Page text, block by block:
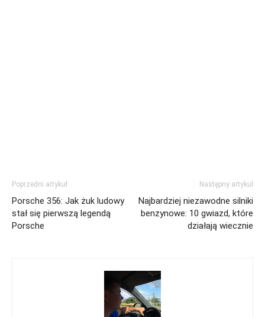
Poprzedni artykuł
Porsche 356: Jak żuk ludowy
stał się pierwszą legendą
Porsche
Następny artykuł
Najbardziej niezawodne silniki
benzynowe: 10 gwiazd, które
działają wiecznie